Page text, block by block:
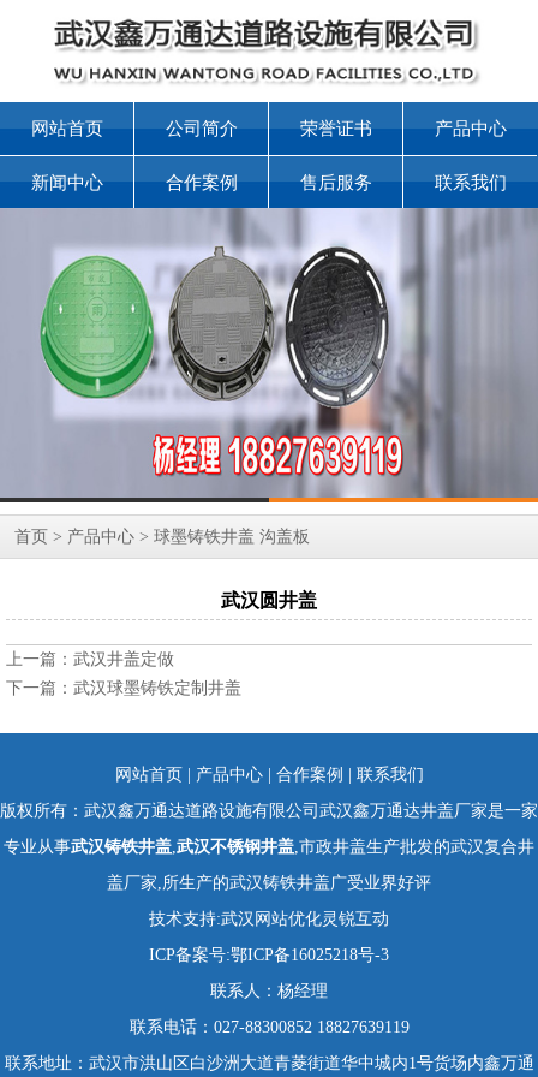
网站首页 公司简介 荣誉证书 产品中心
新闻中心 合作案例 售后服务 联系我们
首页 > 产品中心 > 球墨铸铁井盖 沟盖板
武汉圆井盖
上一篇： 武汉井盖定做
下一篇： 武汉球墨铸铁定制井盖
网站首页 产品中心| 合作案例
联系我们
版权所有：武汉鑫万通达道路设施有限公司武汉鑫万通达井盖厂家是一家
专业从事武汉铸铁井盖,武汉不锈钢井盖,市政井盖生产批发的武汉复合井
盖厂家,所生产的武汉铸铁井盖广受业界好评
技术支持:武汉网站优化灵锐互动
ICP备案号:鄂ICP备16025218号-3
联系人：杨经理
联系电话：027-88300852 18827639119
联系地址：武汉市洪山区白沙洲大道青菱街道华中城内1号货场内鑫万通